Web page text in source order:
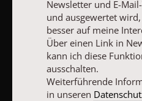
Interessen auszurichten. Über
Mail kann ich diese
Weiterführende
Newsletter und E-
und ausgewertet
besser auf meine
Über einen Link in
kann ich diese
ausschalten.
Weiterführende
in unseren